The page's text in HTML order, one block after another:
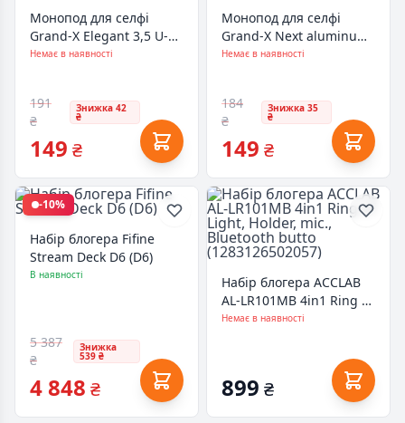
Монопод для селфі
Grand-X Elegant 3,5 U-
кріплення, бірюзовий
Немає в наявності
191
₴
Знижка 42
₴
149 ₴
Монопод для селфі
Grand-X Next aluminum
3,5 U-кріплення Dark
Немає в наявності
184
₴
Знижка 35
₴
149 ₴
-10%
Набір блогера Fifine
Stream Deck D6 (D6)
В наявності
5 387
₴
Знижка
539 ₴
4 848 ₴
Набір блогера ACCLAB
AL-LR101MB 4in1 Ring of
Light, Holder, mic.,
Немає в наявності
899 ₴